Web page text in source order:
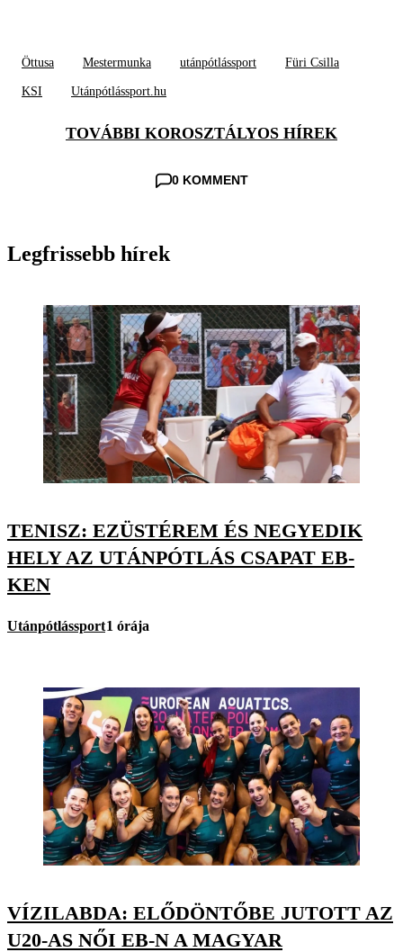
Öttusa Mestermunka utánpótlássport Füri Csilla
KSI Utánpótlássport.hu
TOVÁBBI KOROSZTÁLYOS HÍREK
0 KOMMENT
Legfrissebb hírek
TENISZ: EZÜSTÉREM ÉS NEGYEDIK
HELY AZ UTÁNPÓTLÁS CSAPAT EB-
KEN
Utánpótlássport1 órája
VÍZILABDA: ELŐDÖNTŐBE JUTOTT AZ
U20-AS NŐI EB-N A MAGYAR